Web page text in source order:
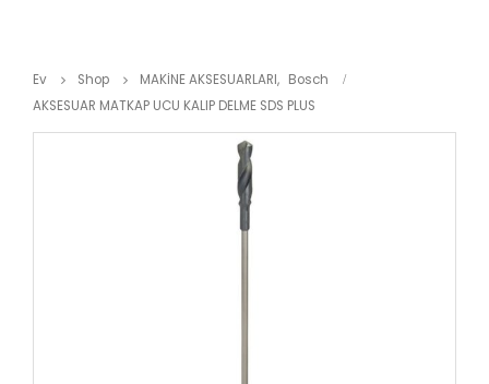
Ev Shop MAKİNE AKSESUARLARI, Bosch
AKSESUAR MATKAP UCU KALIP DELME SDS PLUS